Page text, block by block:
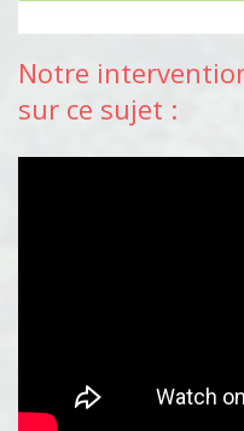
Notre
sur ce sujet :